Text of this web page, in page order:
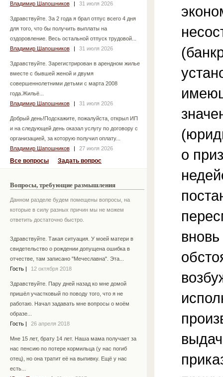
Владимир Шапошников
31 июля 2026
Здравствуйте. За 2 года я брал отпус всего 4 дня
для того, что бы получить выплаты на
оздоровление. Весь остальной отпуск трудовой...
Владимир Шапошников
31 июля 2026
Здравствуйте. Зарегистрирован в арендном жилье
вместе с бывшей женой и двумя
совершеннолетними детьми с марта 2008
года.Жильё...
Владимир Шапошников
31 июля 2026
Добрый день!Подскажите, пожалуйста, открыл ИП
и на следующей день оказал услугу по договору с
организацией, за которую получил оплату...
Владимир Шапошников
27 июля 2026
Все вопросы Задать вопрос
Вопросы, требующие размышления
Данном разделе будем помещены вопросы, на
которые в силу разных причин мы не можем
ответить достаточно быстро.
Здравствуйте. Такая ситуация. У моей матери в
свидетельство о рождении допущена ошибка в
отчестве, там записано "Мечеславна". Эта...
Гость | 12 октября 2018
Здравствуйте. Пару дней назад ко мне домой
пришёл участковый по поводу того, что я не
работаю. Начал задавать мне вопросы о моём
образе...
Гость | 26 апреля 2018
Мне 15 лет, брату 14 лет. Наша мама получает за
нас пенсию по потере кормильца (у нас погиб
отец), но она тратит её на выпивку. Ещё у нас
есть...
о